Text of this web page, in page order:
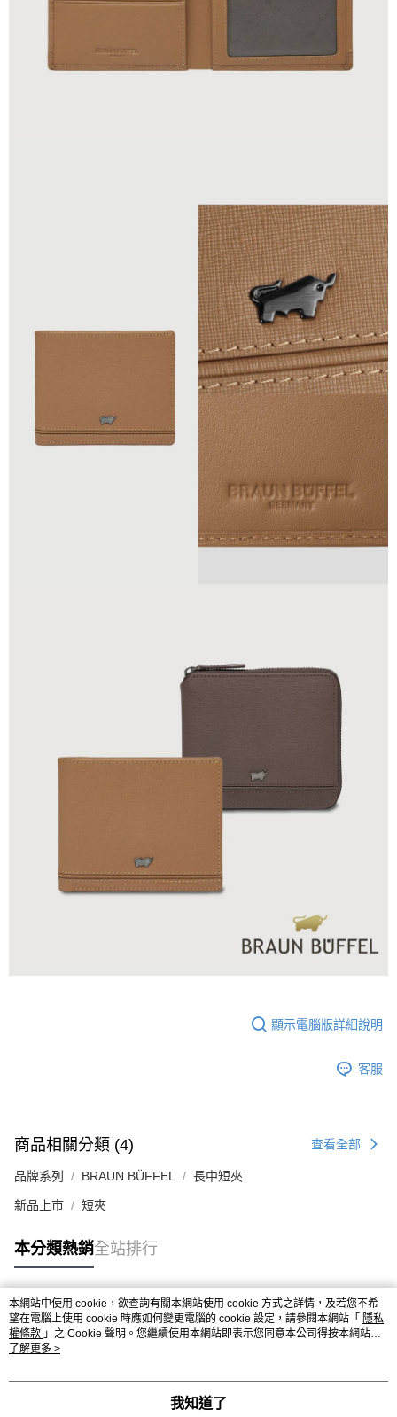
顯示電腦版詳細說明
客服
商品相關分類 (4) 查看全部
品牌系列 BRAUN BÜFFEL 長中短夾
新品上市 短夾
本分類熱銷全站排行
熱門標籤
本網站中使用 cookie，欲查詢有關本網站使用 cookie 方式之詳情，及若您不希
望在電腦上使用 cookie 時應如何變更電腦的 cookie 設定，請參閱本網站「 隱私
權條款 」之 Cookie 聲明。您繼續使用本網站即表示您同意本公司得按本網站使
用條款之 Cookie 聲明使用 cookie。
了解更多 >
我知道了